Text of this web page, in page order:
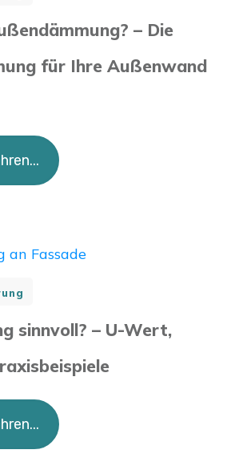
– Die
für Ihre Außenwand
sinnvoll? – U-Wert,